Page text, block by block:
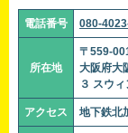
電話番号 080-
所在地
〒559-
大阪府大
３ スウ
アクセス 地下鉄北